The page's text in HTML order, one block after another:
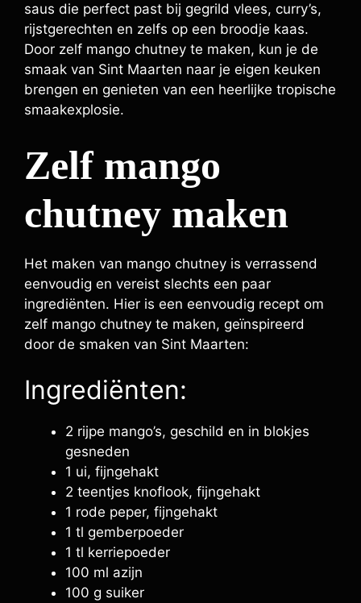
saus die perfect past bij gegrild vlees, curry’s,
rijstgerechten en zelfs op een broodje kaas.
Door zelf mango chutney te maken, kun je de
smaak van Sint Maarten naar je eigen keuken
brengen en genieten van een heerlijke tropische
smaakexplosie.
Zelf mango
chutney maken
Het maken van mango chutney is verrassend
eenvoudig en vereist slechts een paar
ingrediënten. Hier is een eenvoudig recept om
zelf mango chutney te maken, geïnspireerd
door de smaken van Sint Maarten:
Ingrediënten:
2 rijpe mango’s, geschild en in blokjes
gesneden
1 ui, fijngehakt
2 teentjes knoflook, fijngehakt
1 rode peper, fijngehakt
1 tl gemberpoeder
1 tl kerriepoeder
100 ml azijn
100 g suiker